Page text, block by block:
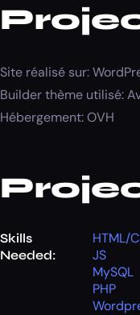
Site réalisé sur:
Builder thème utilisé:
Hébergement: OVH
Skills
Needed:
HTML/
JS
MySQL
PHP